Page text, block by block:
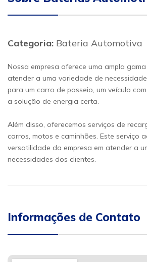
Categoria: Bateria Automotiva
Nossa empresa oferece uma ampla
atender a uma variedade de
para um carro de passeio, um veículo
a solução de energia certa.
Além disso, oferecemos serviços de
carros, motos e caminhões. Este serviço
versatilidade da empresa em atender a
necessidades dos clientes.
Informações de Contato